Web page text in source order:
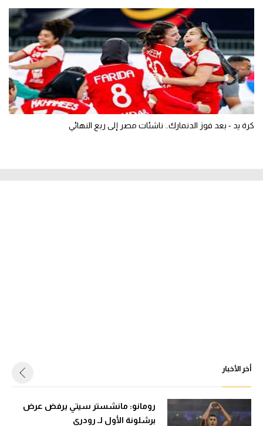
كرة يد - بعد فوز الدنمارك.. ناشئات مصر إلى ربع النهائي
أخر الأخبار
رومانو: مانشستر سيتي يرفض عرض
برشلونة الأول لـ رودري